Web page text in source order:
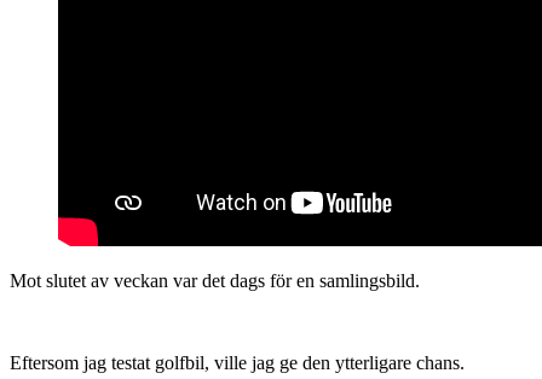
Mot slutet av veckan var det dags för en samlingsbild.
Eftersom jag testat golfbil, ville jag ge den ytterligare chans.